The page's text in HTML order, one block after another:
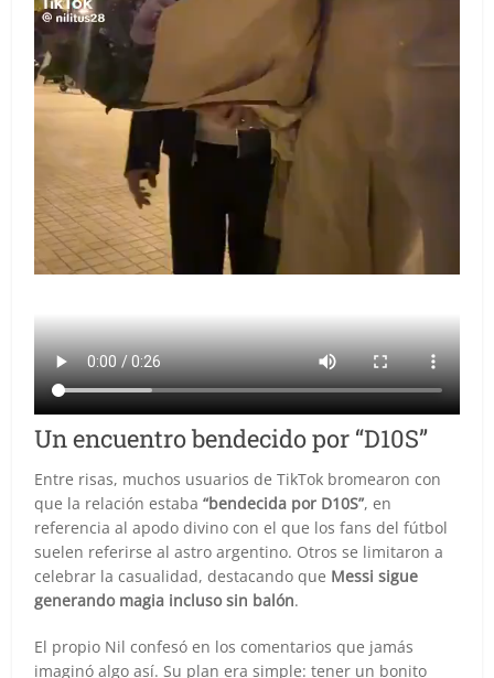
Un encuentro bendecido por “D10S”
Entre risas, muchos usuarios de TikTok bromearon con
que la relación estaba“bendecida por D10S”, en
referencia al apodo divino con el que los fans del fútbol
suelen referirse al astro argentino. Otros se limitaron a
celebrar la casualidad, destacando que Messi sigue
generando magia incluso sin balón.
El propio Nil confesó en los comentarios que jamás
imaginó algo así. Su plan era simple: tener un bonito